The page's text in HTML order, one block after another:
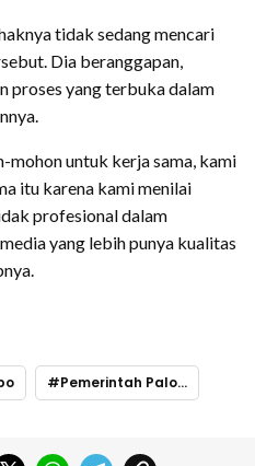
tidak sedang mencari
Dia beranggapan,
proses yang terbuka dalam
mohon untuk kerja sama, kami
itu karena kami menilai
profesional dalam
yang lebih punya kualitas
Pemerintah Palopo